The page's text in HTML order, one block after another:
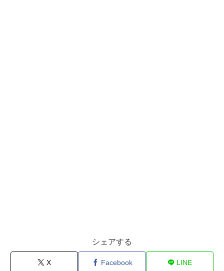
シェアする
X Facebook LINE